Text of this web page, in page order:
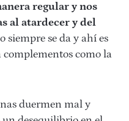
regular y nos
al atardecer y del
siempre se da y ahí es
complementos como la
duermen mal y